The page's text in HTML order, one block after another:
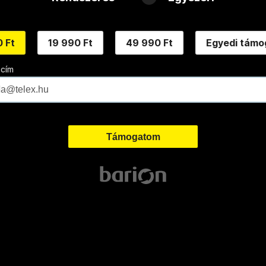
Ft 19 990 Ft 49 990 Ft Egyedi